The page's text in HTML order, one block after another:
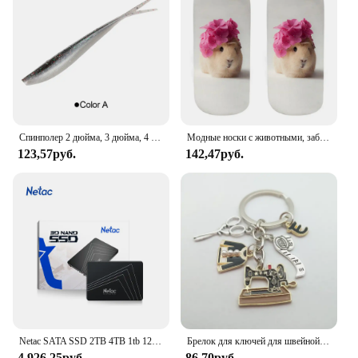
123,57руб.
Модные носки с животными, забавные кавайные женские милые носки с 3D рисунком домашних животных для фитнеса, хомяка, много стилей, крутые прямые поставки
142,47руб.
Брелок для ключей для швейной машинки, железная рулетка с измерительными ножницами, цепочка для ключей для платья, хороший подарок для женщин, ювелирные изделия ручной работы